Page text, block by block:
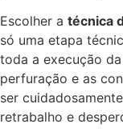
Escolher a técnica
só uma etapa
toda a execução
perfuração e as
ser
retrabalho e